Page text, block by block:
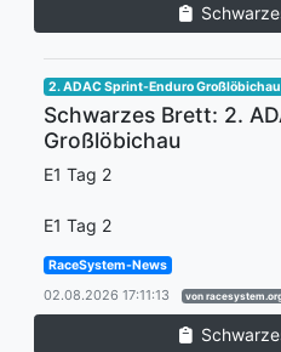
2. ADAC Sprint-Enduro Großlöbichau
Schwarzes Brett: 2.
Großlöbichau
E1 Tag 2
E1 Tag 2
RaceSystem-News
02.08.2026 17:11:13 von